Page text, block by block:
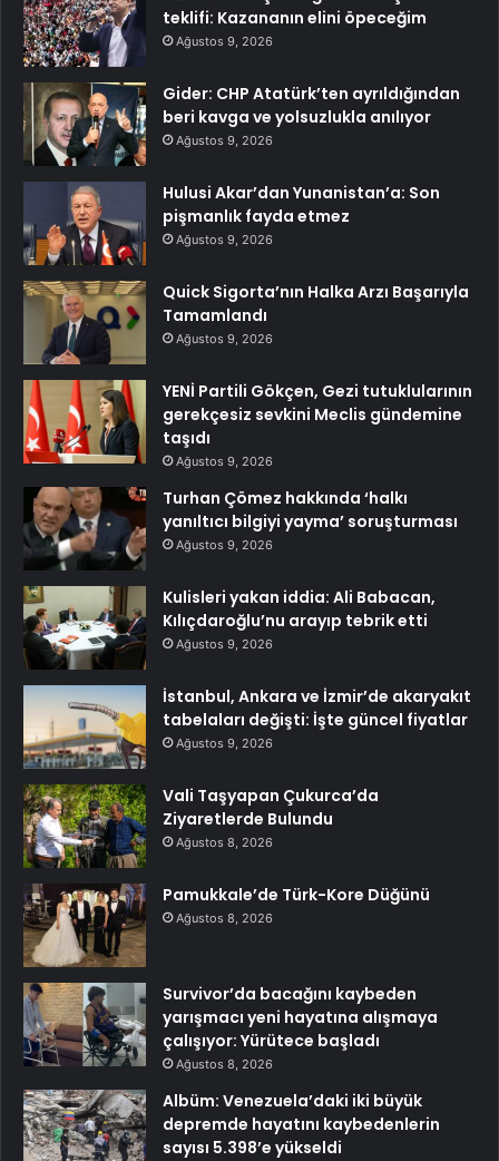
teklifi: Kazananın elini öpeceğim
Ağustos 9, 2026
Gider: CHP Atatürk’ten ayrıldığından
beri kavga ve yolsuzlukla anılıyor
Ağustos 9, 2026
Hulusi Akar’dan Yunanistan’a: Son
pişmanlık fayda etmez
Ağustos 9, 2026
Quick Sigorta’nın Halka Arzı Başarıyla
Tamamlandı
Ağustos 9, 2026
YENİ Partili Gökçen, Gezi tutuklularının
gerekçesiz sevkini Meclis gündemine
taşıdı
Ağustos 9, 2026
Turhan Çömez hakkında ‘halkı
yanıltıcı bilgiyi yayma’ soruşturması
Ağustos 9, 2026
Kulisleri yakan iddia: Ali Babacan,
Kılıçdaroğlu’nu arayıp tebrik etti
Ağustos 9, 2026
İstanbul, Ankara ve İzmir’de akaryakıt
tabelaları değişti: İşte güncel fiyatlar
Ağustos 9, 2026
Vali Taşyapan Çukurca’da
Ziyaretlerde Bulundu
Ağustos 8, 2026
Pamukkale’de Türk-Kore Düğünü
Ağustos 8, 2026
Survivor’da bacağını kaybeden
yarışmacı yeni hayatına alışmaya
çalışıyor: Yürütece başladı
Ağustos 8, 2026
Albüm: Venezuela’daki iki büyük
depremde hayatını kaybedenlerin
sayısı 5.398’e yükseldi